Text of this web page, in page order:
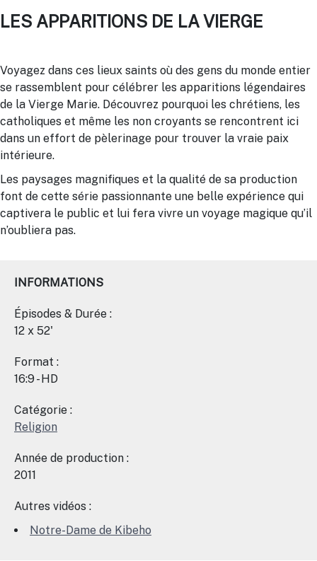
LES APPARITIONS DE LA VIERGE
Voyagez dans ces lieux saints où des gens du monde entier
se rassemblent pour célébrer les apparitions légendaires
de la Vierge Marie. Découvrez pourquoi les chrétiens, les
catholiques et même les non croyants se rencontrent ici
dans un effort de pèlerinage pour trouver la vraie paix
intérieure.
Les paysages magnifiques et la qualité de sa production
font de cette série passionnante une belle expérience qui
captivera le public et lui fera vivre un voyage magique qu’il
n’oubliera pas.
INFORMATIONS
Épisodes & Durée :
12 x 52'
Format :
16:9 - HD
Catégorie :
Religion
Année de production :
2011
Autres vidéos :
Notre-Dame de Kibeho